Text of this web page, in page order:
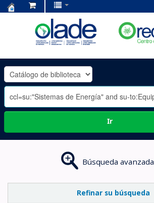
OLADE
-
Ir
Búsqueda avanzada
Refinar su búsqueda